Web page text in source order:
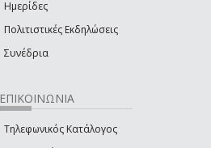
Ημερίδες
Πολιτιστικές Εκδηλώσεις
Συνέδρια
ΕΠΙΚΟΙΝΩΝΙΑ
Τηλεφωνικός Κατάλογος